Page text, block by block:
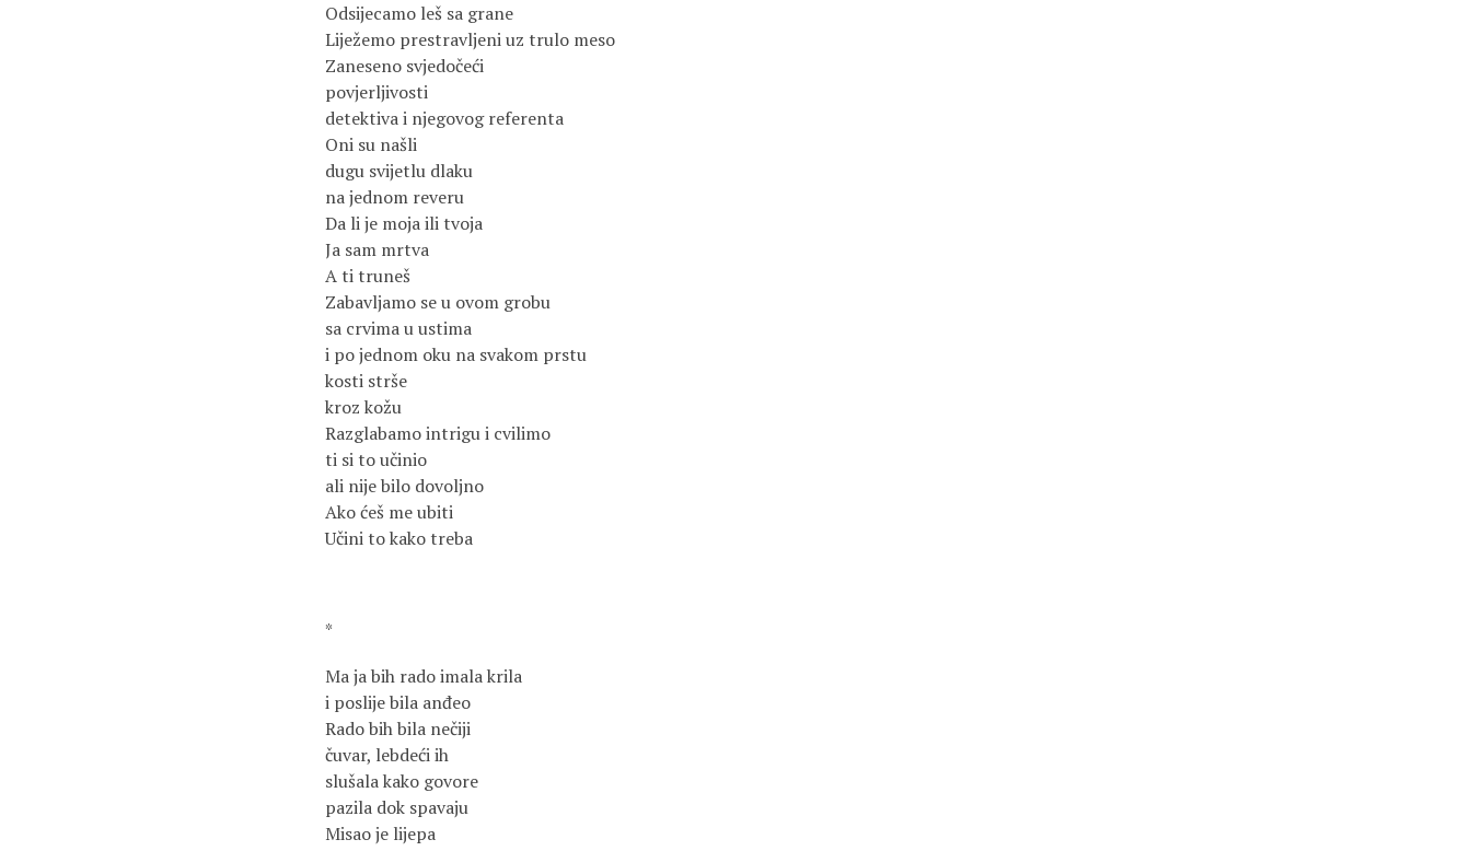
Odsijecamo leš sa grane
Liježemo prestravljeni uz trulo meso
Zaneseno svjedočeći
povjerljivosti
detektiva i njegovog referenta
Oni su našli
dugu svijetlu dlaku
na jednom reveru
Da li je moja ili tvoja
Ja sam mrtva
A ti truneš
Zabavljamo se u ovom grobu
sa crvima u ustima
i po jednom oku na svakom prstu
kosti strše
kroz kožu
Razglabamo intrigu i cvilimo
ti si to učinio
ali nije bilo dovoljno
Ako ćeš me ubiti
Učini to kako treba
*
Ma ja bih rado imala krila
i poslije bila anđeo
Rado bih bila nečiji
čuvar, lebdeći ih
slušala kako govore
pazila dok spavaju
Misao je lijepa